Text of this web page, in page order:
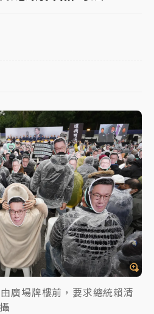
豚雨彈轟3天 「紅到發紫」降
北打卡趣」！抽獎程序複雜 觀
事人數！辜仲諒向法院聲請遭
檔！今線上預約開賣一度塞車
時
村！東檢抗告成功 今重開羈
豚雨彈轟3天 「紅到發紫」降
廣場牌樓前，要求總統賴清